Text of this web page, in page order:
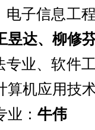
电子信息工
昱达、柳修
专业、软件
算机应用技
： 牛伟